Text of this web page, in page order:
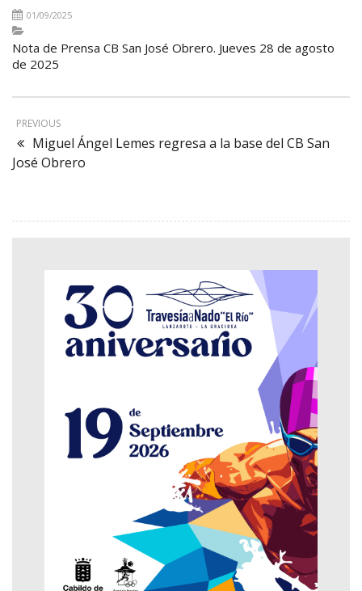
01/09/2025
Nota de Prensa CB San José Obrero. Jueves 28 de agosto
de 2025
PREVIOUS
Miguel Ángel Lemes regresa a la base del CB San
José Obrero